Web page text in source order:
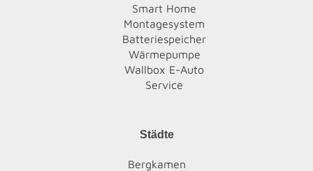
Smart Home
Montagesystem
Batteriespeicher
Wärmepumpe
Wallbox E-Auto
Service
Städte
Bergkamen